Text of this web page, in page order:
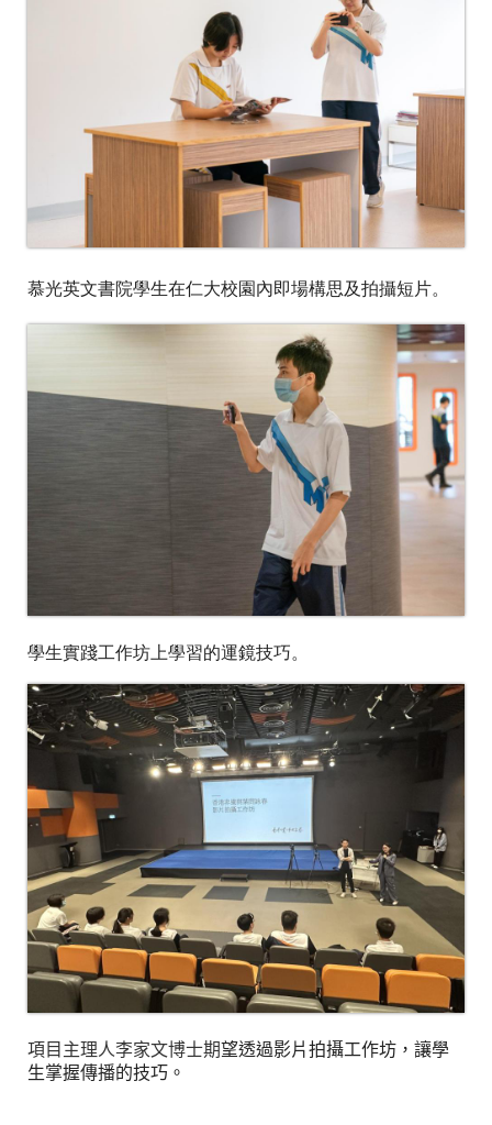
慕光英文書院學生在仁大校園內即場構思及拍攝短片。
學生實踐工作坊上學習的運鏡技巧。
項目主理人李家文博士期望透過影片拍攝工作坊 ， 讓學
生掌握傳播的技巧 。